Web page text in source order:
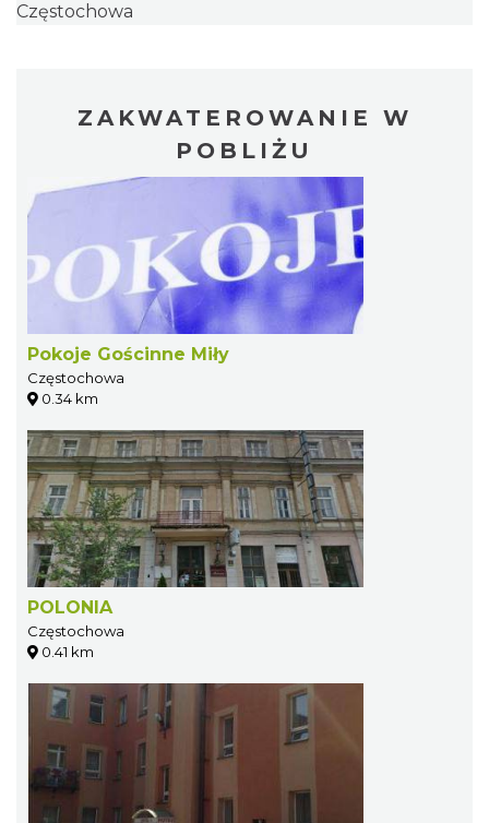
Częstochowa
ZAKWATEROWANIE W
POBLIŻU
Pokoje Gościnne Miły
Częstochowa
0.34 km
POLONIA
Częstochowa
0.41 km